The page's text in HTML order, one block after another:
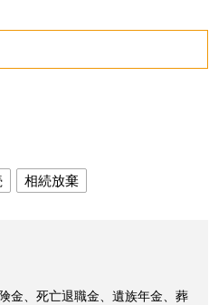
相続放棄
金、死亡退職金、遺族年金、葬